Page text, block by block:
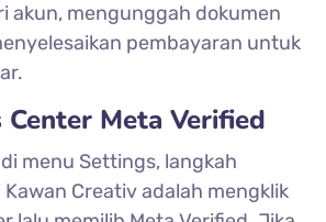
akun, mengunggah dokumen
pembayaran untuk
Center Meta Verified
menu Settings, langkah
Creativ adalah mengklik